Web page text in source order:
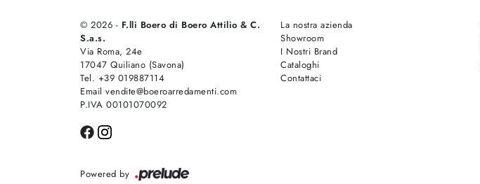
© 2026 - F.lli Boero di Boero Attilio & C.
S.a.s.
Via Roma, 24e
17047 Quiliano (Savona)
Tel. +39 019887114
Email vendite@boeroarredamenti.com
P.IVA 00101070092
La nostra azienda
Showroom
I Nostri Brand
Cataloghi
Contattaci
Powered by